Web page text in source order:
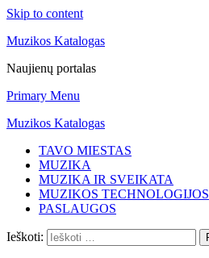
Skip to content
Muzikos Katalogas
Naujienų portalas
Primary Menu
Muzikos Katalogas
TAVO MIESTAS
MUZIKA
MUZIKA IR SVEIKATA
MUZIKOS TECHNOLOGIJOS
PASLAUGOS
Ieškoti: